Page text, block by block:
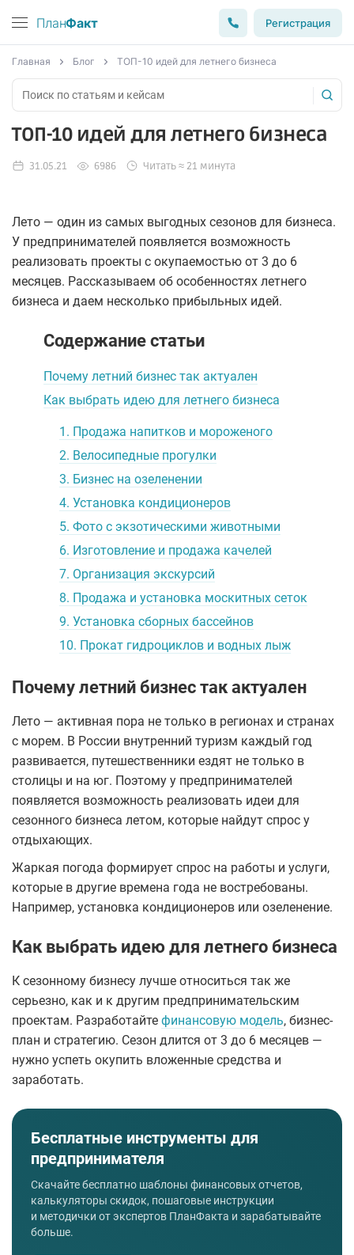
ПланФакт Регистрация
Главная Блог ТОП-10 идей для летнего бизнеса
ТОП-10 идей для летнего бизнеса
31.05.21 6986 Читать ≈ 21 минута
Лето — один из самых выгодных сезонов для бизнеса.
У предпринимателей появляется возможность
реализовать проекты с окупаемостью от 3 до 6
месяцев. Рассказываем об особенностях летнего
бизнеса и даем несколько прибыльных идей.
Содержание статьи
Почему летний бизнес так актуален
Как выбрать идею для летнего бизнеса
1. Продажа напитков и мороженого
2. Велосипедные прогулки
3. Бизнес на озеленении
4. Установка кондиционеров
5. Фото с экзотическими животными
6. Изготовление и продажа качелей
7. Организация экскурсий
8. Продажа и установка москитных сеток
9. Установка сборных бассейнов
10. Прокат гидроциклов и водных лыж
Почему летний бизнес так актуален
Лето — активная пора не только в регионах и странах
с морем. В России внутренний туризм каждый год
развивается, путешественники ездят не только в
столицы и на юг. Поэтому у предпринимателей
появляется возможность реализовать идеи для
сезонного бизнеса летом, которые найдут спрос у
отдыхающих.
Жаркая погода формирует спрос на работы и услуги,
которые в другие времена года не востребованы.
Например, установка кондиционеров или озеленение.
Как выбрать идею для летнего бизнеса
К сезонному бизнесу лучше относиться так же
серьезно, как и к другим предпринимательским
проектам. Разработайте финансовую модель, бизнес-
план и стратегию. Сезон длится от 3 до 6 месяцев —
нужно успеть окупить вложенные средства и
заработать.
Бесплатные инструменты для
предпринимателя
Скачайте бесплатно шаблоны финансовых отчетов,
калькуляторы скидок, пошаговые инструкции
и методички от экспертов ПланФакта и зарабатывайте
больше.